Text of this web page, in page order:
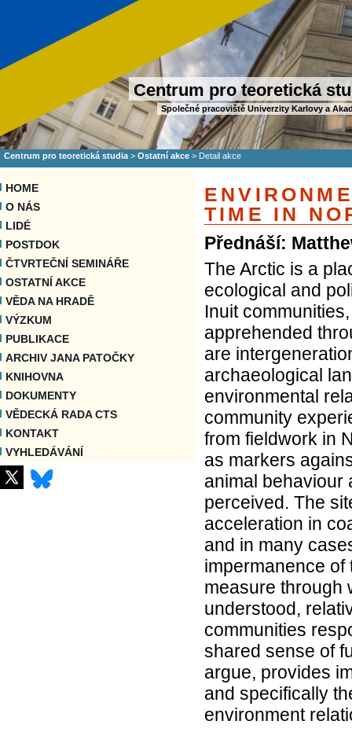
Centrum pro teoretická
Společné pracoviště Univerzity Karlovy a
Centrum pro teoretická studia > Ostatní akce > Detail akce
HOME
O NÁS
LIDÉ
POSTDOK
ČTVRTEČNÍ SEMINÁŘE
OSTATNÍ AKCE
VĚDA NA HRADĚ
VÝZKUM
PUBLIKACE
ARCHIV JANA PATOČKY
KNIHOVNA
DOKUMENTY
VĚDECKÁ RADA CTS
KONTAKT
VYHLEDÁVÁNÍ
TIME IN
Přednáší:
The Arctic is a
ecological and
Inuit
apprehended
are
archaeological
environmental
community
from fieldwork in
as markers
animal behaviour
perceived. The
acceleration in
and in many
impermanence
measure through
understood,
communities
shared sense of
argue, provides
and specifically
environment